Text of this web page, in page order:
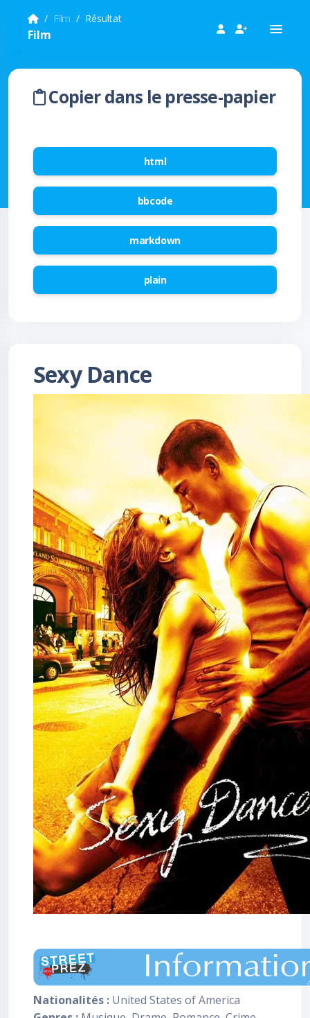
Film Résultat
Film
Copier dans le presse-papier
html
bbcode
markdown
plain
Sexy Dance
Nationalités : United States of America